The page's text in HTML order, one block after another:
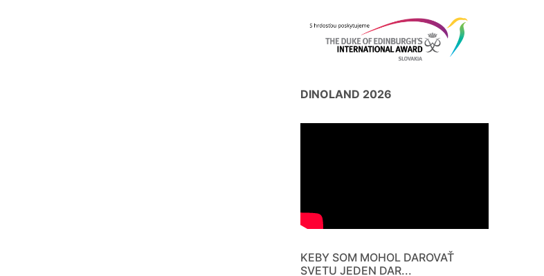
DINOLAND 2026
KEBY SOM MOHOL DAROVAŤ
SVETU JEDEN DAR...